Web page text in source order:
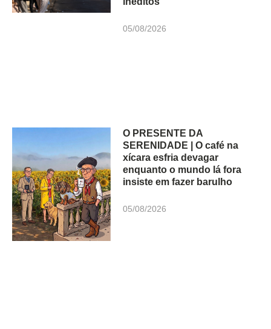
05/08/2026
O PRESENTE DA
SERENIDADE | O café na
xícara esfria devagar
enquanto o mundo lá fora
insiste em fazer barulho
05/08/2026